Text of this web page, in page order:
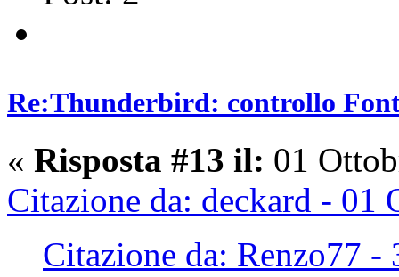
Re:Thunderbird: controllo
« Risposta #13 il: 01
Citazione da: deckard - 01
Citazione da: Renzo77 -